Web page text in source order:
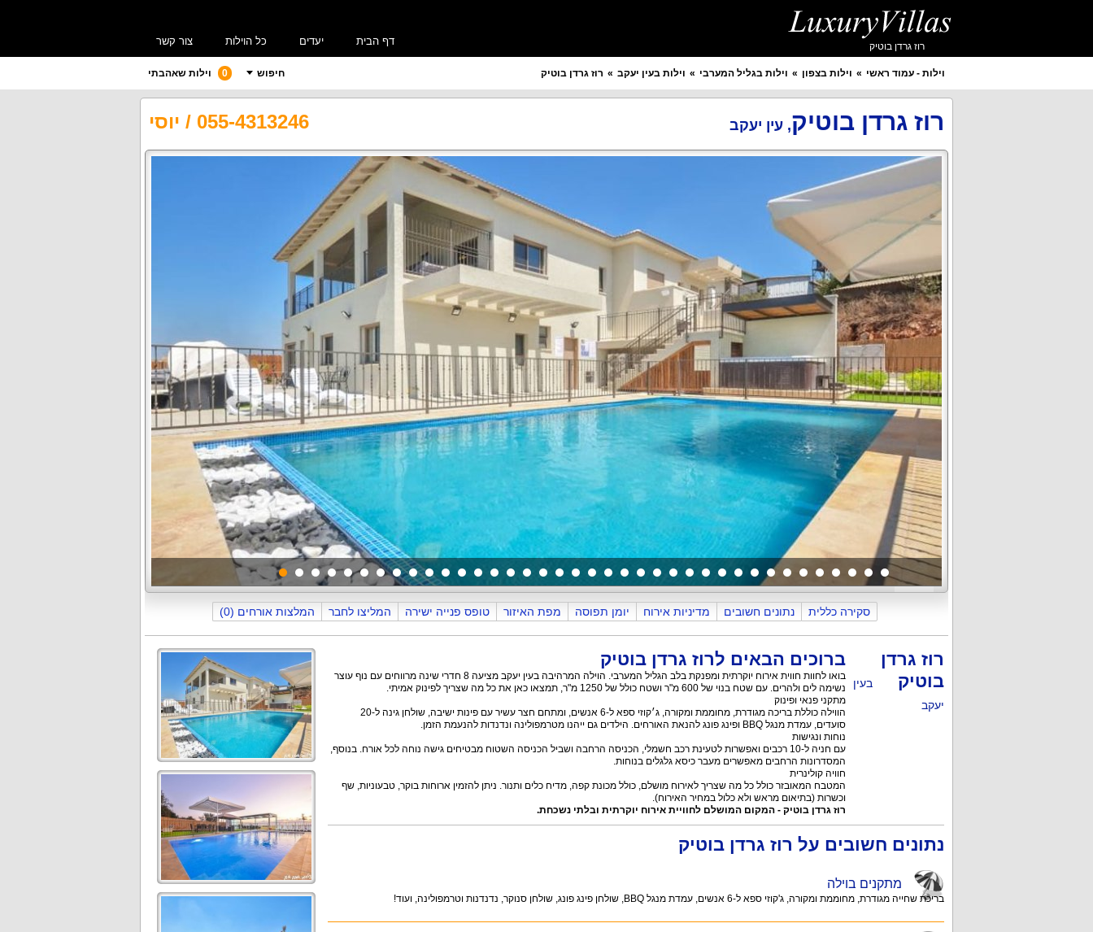
רוז גרדן בוטיק דף הבית יעדים כל הוילות צור קשר
וילות - עמוד ראשי וילות בצפון וילות בגליל המערבי וילות בעין יעקב רוז גרדן בוטיק 0 וילות שאהבתי חיפוש
רוז גרדן בוטיק, עין יעקב 055-4313246
/ יוסי
פנים הוילה המתחם החיצוני והבריכה תמונה
סקירה כללית נתונים חשובים מדיניות אירוח יומן תפוסה מפת האיזור טופס פנייה ישירה המליצו לחבר המלצות אורחים (0)
רוז גרדן
בוטיק
בעין
יעקב
ברוכים הבאים לרוז גרדן בוטיק
בואו לחוות חווית אירוח יוקרתית ומפנקת בלב הגליל המערבי. הוילה המרהיבה בעין יעקב מציעה 8 חדרי שינה מרווחים עם נוף עוצר
נשימה לים ולהרים. עם שטח בנוי של 600 מ"ר ושטח כולל של 1250 מ"ר, תמצאו כאן את כל מה שצריך לפינוק אמיתי.
מתקני פנאי ופינוק
הווילה כוללת בריכה מגודרת, מחוממת ומקורה, ג׳קוזי ספא ל-6 אנשים, ומתחם חצר עשיר עם פינות ישיבה, שולחן גינה ל-20
סועדים, עמדת מנגל BBQ ופינג פונג להנאת האורחים. הילדים גם ייהנו מטרמפולינה ונדנדות להנעמת הזמן.
נוחות ונגישות
עם חניה ל-10 רכבים ואפשרות לטעינת רכב חשמלי, הכניסה הרחבה ושביל הכניסה השטוח מבטיחים גישה נוחה לכל אורח. בנוסף,
המסדרונות הרחבים מאפשרים מעבר כיסא גלגלים בנוחות.
חוויה קולינרית
המטבח המאובזר כולל כל מה שצריך לאירוח מושלם, כולל מכונת קפה, מדיח כלים ותנור. ניתן להזמין ארוחות בוקר, טבעוניות, שף
וכשרות (בתיאום מראש ולא כלול במחיר האירוח).
רוז גרדן בוטיק - המקום המושלם לחוויית אירוח יוקרתית ובלתי נשכחת.
נתונים חשובים על רוז גרדן בוטיק
מתקנים בוילה
בריכת שחייה מגודרת, מחוממת ומקורה, ג'קוזי ספא ל-6 אנשים, עמדת מנגל BBQ, שולחן פינג פונג, שולחן סנוקר, נדנדנות וטרמפולינה, ועוד!